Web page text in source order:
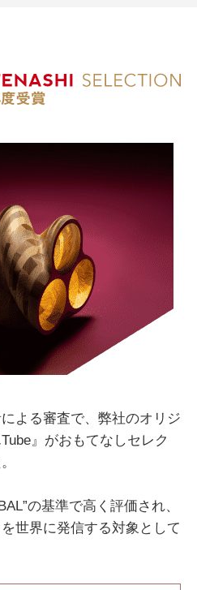
よる審査で、弊社のオリジ
』がおもてなしセレク
の基準で高く評価され、
世界に発信する対象として